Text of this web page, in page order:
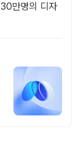
만명의 디자